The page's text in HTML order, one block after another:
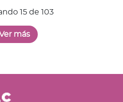
15 de 103